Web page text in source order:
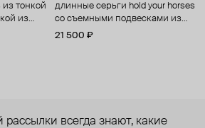
из тонкой
из
длинные серьги hold your horses
со съемными подвесками из
бронзы с родиевым покрытием
21 500 ₽
всегда знают, какие